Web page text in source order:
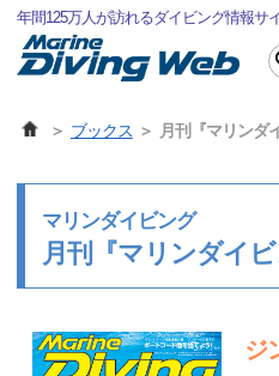
年間125万人が訪れるダイビング情報サ
ブックス 月刊『マリンダ
マリンダイビング
月刊『マリンダイ
ジ